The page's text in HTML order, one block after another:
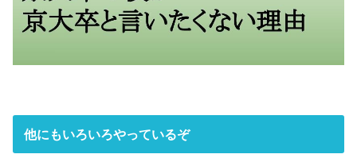
他にもいろいろやっているぞ